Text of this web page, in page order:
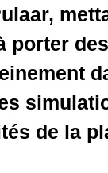
porter
de la